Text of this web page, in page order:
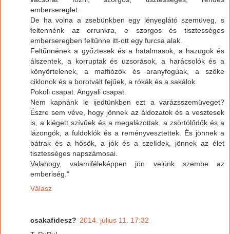
embersereglet.
De ha volna a zsebünkben egy lényeglátó szemüveg, s
feltennénk az orrunkra, e szorgos és tisztességes
emberseregben feltűnne itt-ott egy furcsa alak.
Feltűnnének a győztesek és a hatalmasok, a hazugok és
álszentek, a korruptak és uzsorások, a harácsolók és a
könyörtelenek, a maffiózók és aranyfogúak, a szőke
ciklonok és a borotvált fejűek, a rókák és a sakálok.
Pokoli csapat. Angyali csapat.
Nem kapnánk le ijedtünkben ezt a varázsszemüveget?
Észre sem véve, hogy jönnek az áldozatok és a vesztesek
is, a kiégett szívűek és a megalázottak, a zsörtölődők és a
lázongók, a fuldoklók és a reményvesztettek. És jönnek a
bátrak és a hősök, a jók és a szelídek, jönnek az élet
tisztességes napszámosai.
Valahogy, valamiféleképpen jön velünk szembe az
emberiség."
Válasz
csakafidesz? 2014. július 11. 17:32